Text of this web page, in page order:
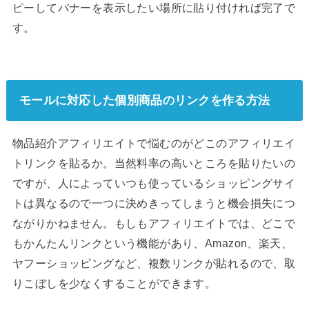
ピーしてバナーを表示したい場所に貼り付ければ完了で
す。
モールに対応した個別商品のリンクを作る方法
物品紹介アフィリエイトで悩むのがどこのアフィリエイ
トリンクを貼るか。当然料率の高いところを貼りたいの
ですが、人によっていつも使っているショッピングサイ
トは異なるので一つに決めきってしまうと機会損失につ
ながりかねません。もしもアフィリエイトでは、どこで
もかんたんリンクという機能があり、Amazon、楽天、
ヤフーショッピングなど、複数リンクが貼れるので、取
りこぼしを少なくすることができます。